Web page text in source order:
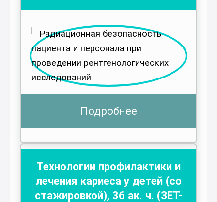
Подробнее
Технологии профилактики и
лечения кариеса у детей (со
стажировкой), 36 ак. ч. (ЗЕТ-